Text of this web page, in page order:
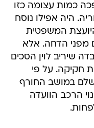
כמות עצומה כזו
היה אפילו נוסח
המשפטית
מפני הדחה. אלא
שיריב לוין הסכים
חקיקה. על פי
במושב החורף
הרכב הוועדה